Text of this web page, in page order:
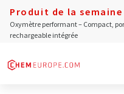
Produit de la semaine
Oxymètre performant – Compact,
rechargeable intégrée